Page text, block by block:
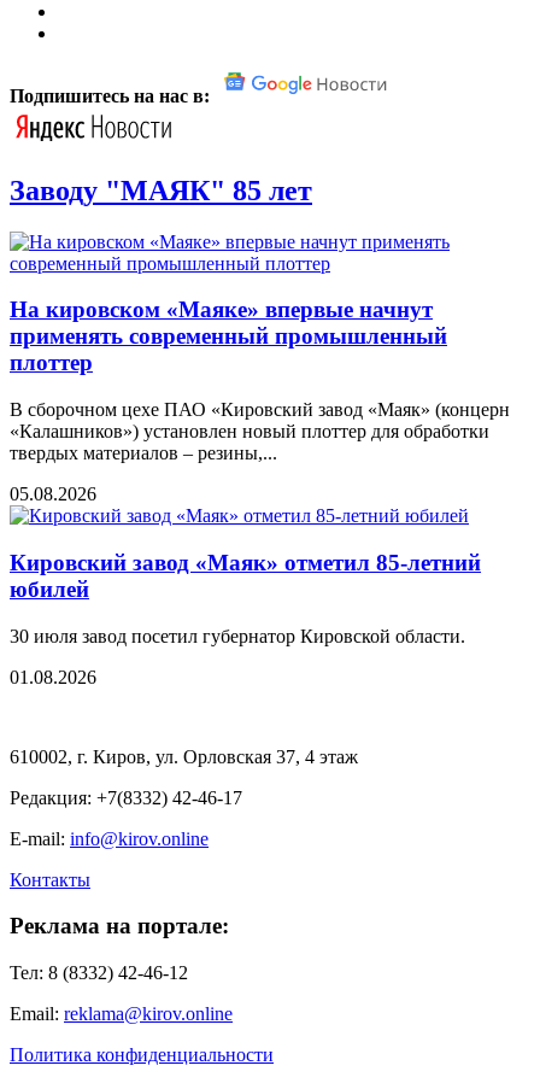
Подпишитесь на нас в:
Заводу "МАЯК" 85 лет
На кировском «Маяке» впервые начнут
применять современный промышленный
плоттер
В сборочном цехе ПАО «Кировский завод «Маяк» (концерн
«Калашников») установлен новый плоттер для обработки
твердых материалов – резины,...
05.08.2026
Кировский завод «Маяк» отметил 85-летний
юбилей
30 июля завод посетил губернатор Кировской области.
01.08.2026
610002, г. Киров, ул. Орловская 37, 4 этаж
Редакция: +7(8332) 42-46-17
E-mail: info@kirov.online
Контакты
Реклама на портале:
Тел: 8 (8332) 42-46-12
Email: reklama@kirov.online
Политика конфиденциальности